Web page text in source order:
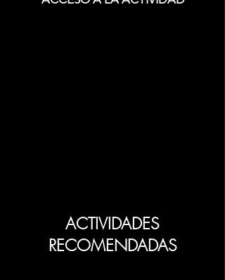
ACTIVIDADES
RECOMENDADAS